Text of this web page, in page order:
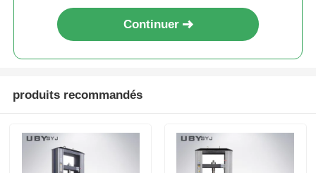
Continuer
produits recommandés